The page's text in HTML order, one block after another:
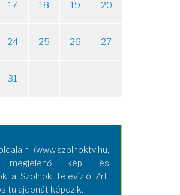
17 18 19 20
24 25 26 27
31
(www.szolnoktv.hu,
megjelenő képi és
a Szolnok Televízió Zrt.
tulajdonát képezik.